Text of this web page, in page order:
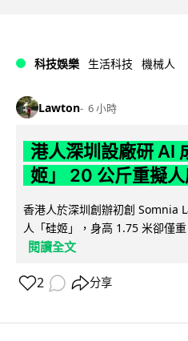
科技娛樂 生活科技 機械人
Lawton 6 小時
港人深圳設廠研 AI
姬」 20 公斤重擬
香港人於深圳創辦初創 Somnia
人「硅姬」，身高 1.75 米卻僅
閱讀全文
2 分享